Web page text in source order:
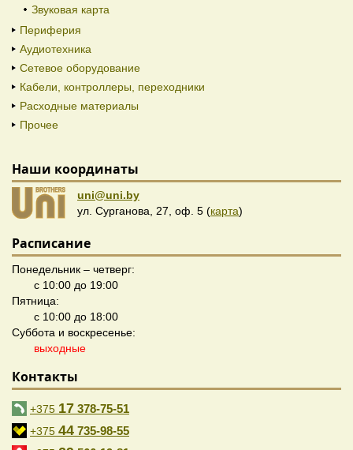
Звуковая карта
Периферия
Аудиотехника
Сетевое оборудование
Кабели, контроллеры, переходники
Расходные материалы
Прочее
Наши координаты
uni@uni.by
ул. Сурганова, 27, оф. 5 (карта)
Расписание
Понедельник – четверг:
с 10:00 до 19:00
Пятница:
с 10:00 до 18:00
Суббота и воскресенье:
выходные
Контакты
+375 17 378-75-51
+375 44 735-98-55